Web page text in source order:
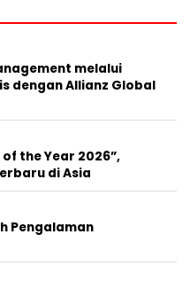
melalui
dengan Allianz Global
the Year 2026”,
di Asia
Pengalaman